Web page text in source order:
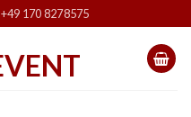
+49 170 8278575